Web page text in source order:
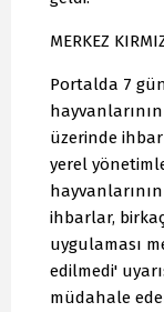
MERKEZ
Portalda 7
üzerinde ihbar
yerel
ihbarlar, birkaç
uygulaması
edilmedi'
müdahale